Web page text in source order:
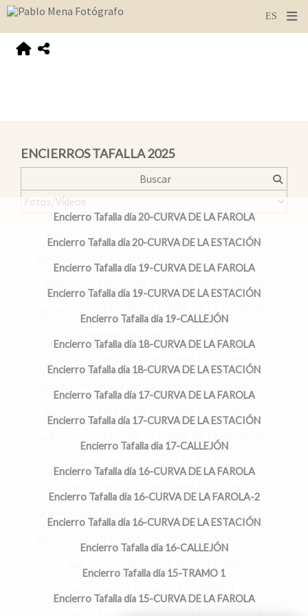
ENCIERROS TAFALLA 2025
Encierro Tafalla día 20-CURVA DE LA FAROLA
Encierro Tafalla día 20-CURVA DE LA ESTACIÓN
Encierro Tafalla día 19-CURVA DE LA FAROLA
Encierro Tafalla día 19-CURVA DE LA ESTACIÓN
Encierro Tafalla día 19-CALLEJÓN
Encierro Tafalla día 18-CURVA DE LA FAROLA
Encierro Tafalla día 18-CURVA DE LA ESTACIÓN
Encierro Tafalla día 17-CURVA DE LA FAROLA
Encierro Tafalla día 17-CURVA DE LA ESTACIÓN
Encierro Tafalla día 17-CALLEJÓN
Encierro Tafalla día 16-CURVA DE LA FAROLA
Encierro Tafalla día 16-CURVA DE LA FAROLA-2
Encierro Tafalla día 16-CURVA DE LA ESTACIÓN
Encierro Tafalla día 16-CALLEJÓN
Encierro Tafalla día 15-TRAMO 1
Encierro Tafalla día 15-CURVA DE LA FAROLA